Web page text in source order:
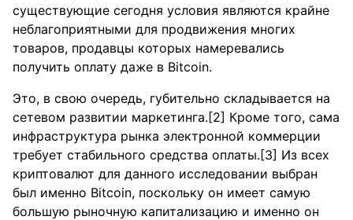
существующие сегодня условия являются крайне
неблагоприятными для продвижения многих
товаров, продавцы которых намеревались
получить оплату даже в Bitcoin.
Это, в свою очередь, губительно складывается на
сетевом развитии маркетинга.[2] Кроме того, сама
инфраструктура рынка электронной коммерции
требует стабильного средства оплаты.[3] Из всех
криптовалют для данного исследовании выбран
был именно Bitcoin, поскольку он имеет самую
большую рыночную капитализацию и именно он